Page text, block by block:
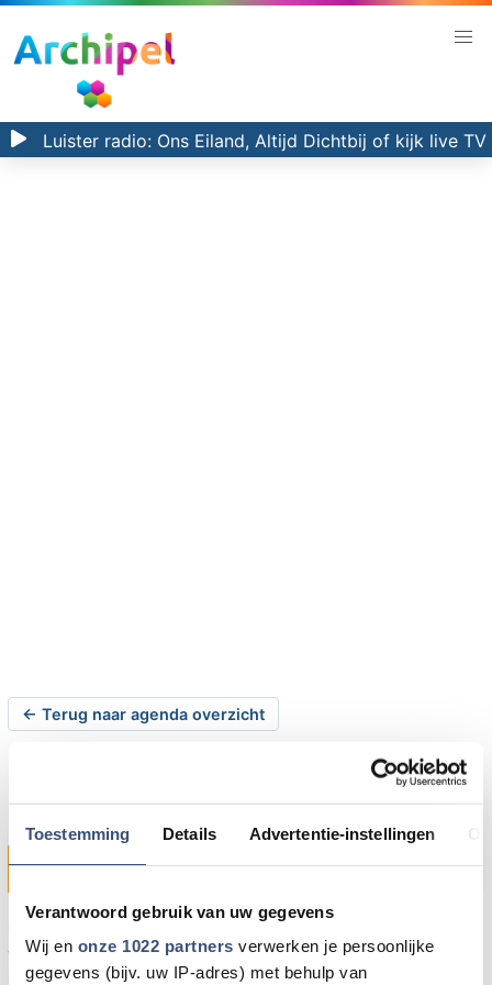
Toestemming Details Advertentie-instellingen
Verantwoord gebruik van uw gegevens
Wij en onze 1022 partners verwerken je persoonlijke
gegevens (bijv. uw IP-adres) met behulp van
Luister radio: Ons Eiland, Altijd Dichtbij of kijk live TV
← Terug naar agenda overzicht
Schaatsbaan in het dorp
donderdag 29-12-2016 om 10:00 uur Ouddorp
In Ouddorp kun je op donderdag 29 december en
vrijdag 30 december 2016 schaatsen. In de Weststraat,